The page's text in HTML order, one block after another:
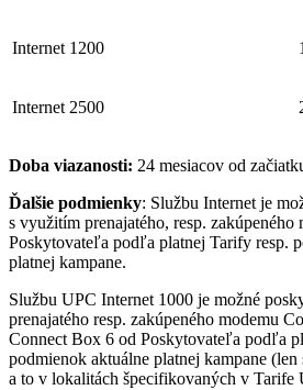
Internet 1200
Internet 2500
Doba viazanosti: 24 mesiacov od
Ďalšie podmienky: Službu Internet je
s využitím prenajatého, resp. zakúpeného
Poskytovateľa podľa platnej Tarify resp.
platnej kampane.
Službu UPC Internet 1000 je možné
prenajatého resp. zakúpeného modemu
Connect Box 6 od Poskytovateľa podľa
podmienok aktuálne platnej kampane
a to v lokalitách špecifikovaných v Tarife